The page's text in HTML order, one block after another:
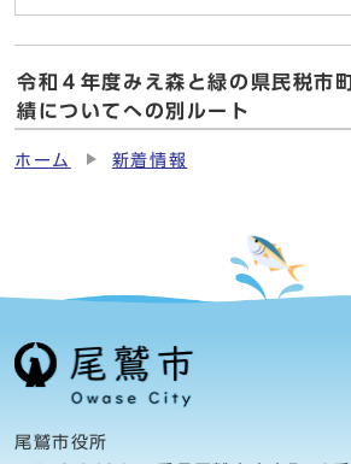
令和４年度みえ森と緑の県民税市
績についてへの別ルート
ホーム 新着情報
尾鷲市役所